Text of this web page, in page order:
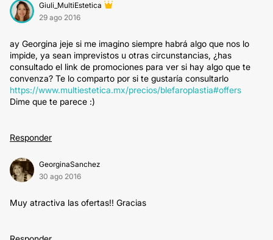
Giuli_MultiEstetica
29 ago 2016
ay Georgina jeje si me imagino siempre habrá algo que nos lo
impide, ya sean imprevistos u otras circunstancias, ¿has
consultado el link de promociones para ver si hay algo que te
convenza? Te lo comparto por si te gustaría consultarlo
https://www.multiestetica.mx/precios/blefaroplastia#offers
Dime que te parece :)
Responder
GeorginaSanchez
30 ago 2016
Muy atractiva las ofertas!! Gracias